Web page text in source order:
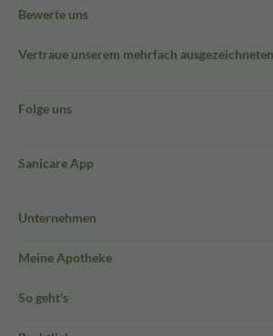
Bewerte uns
Vertraue unserem mehrfach
Folge uns
Sanicare App
Unternehmen
Meine Apotheke
So geht's